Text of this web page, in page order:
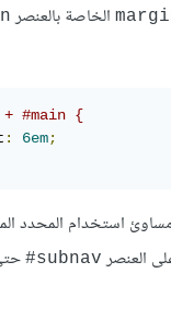
الخاصة بالعنصر
+ #main {
: 6em;
العنصر subnav
#